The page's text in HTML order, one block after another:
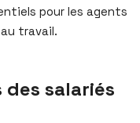
pour les agents
travail.
salariés